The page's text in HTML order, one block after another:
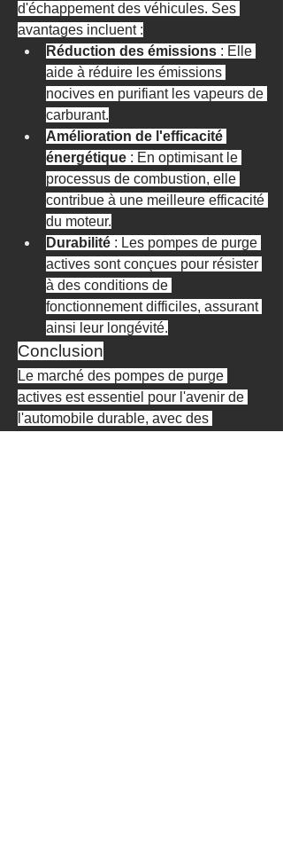
d'échappement des véhicules. Ses
avantages incluent :
Réduction des émissions : Elle
aide à réduire les émissions
nocives en purifiant les vapeurs de
carburant.
Amélioration de l'efficacité
énergétique : En optimisant le
processus de combustion, elle
contribue à une meilleure efficacité
du moteur.
Durabilité : Les pompes de purge
actives sont conçues pour résister
à des conditions de
fonctionnement difficiles, assurant
ainsi leur longévité.
Conclusion
Le marché des pompes de purge
actives est essentiel pour l'avenir de
l'automobile durable, avec des